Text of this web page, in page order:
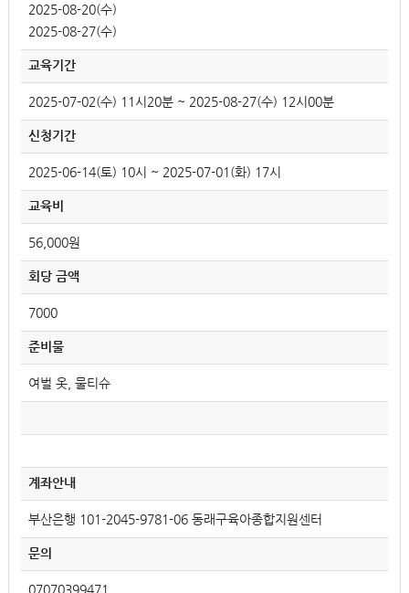
2025-08-20(수)
2025-08-27(수)
교육기간
2025-07-02(수) 11시20분 ~ 2025-08-27(수) 12시00분
신청기간
2025-06-14(토) 10시 ~ 2025-07-01(화) 17시
교육비
56,000원
회당 금액
7000
준비물
여벌 옷, 물티슈
계좌안내
부산은행 101-2045-9781-06 동래구육아종합지원센터
문의
07070399471